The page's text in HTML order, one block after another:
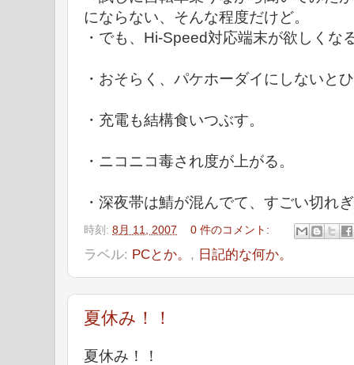
にならない、そんな程度だけど。
・でも、Hi-Speed対応端末が欲しくな
・おそらく、パケホーダイにしないと
・充電も結構食いつぶす。
・ニコニコ毒され度が上がる。
・深夜帯は鯖が混んでて、すごい切れ
時刻: 8月 11, 2007 0 件のコメント:
ラベル: PCとか。 , 日記的な何か。
夏休み！！
夏休み！！